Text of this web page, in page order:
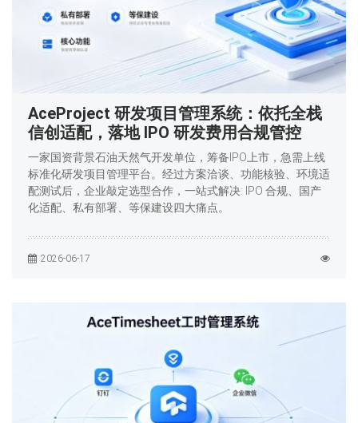
AceProject 研发项目管理系统：依托全栈
信创适配，落地 IPO 研发费用合规管控
一家国资背景石油天然气开发单位，筹备IPO上市，急需上线
标准化研发项目管理平台。经过方案洽谈、功能核验、环境适
配测试后，企业敲定选型合作，一站式解决: IPO 合规、国产
化适配、私有部署、等保建设四大痛点。
2026-06-17